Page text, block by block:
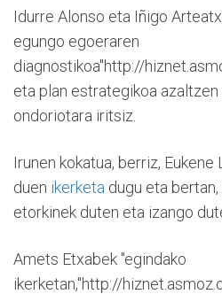
Idurre Alonso eta Iñigo
egungo egoeraren
diagnostikoa"http://
eta plan estrategikoa azaltzen
ondoriotara iritsiz.
Irunen kokatua, berriz,
duen ikerketa dugu eta
etorkinek duten eta izango
Amets Etxabek "egindako
ikerketan,"http://